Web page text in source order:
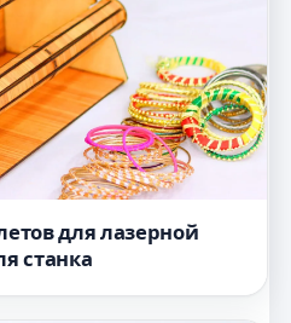
для лазерной
станка